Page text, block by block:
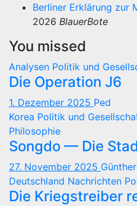
Berliner Erklärung zur
2026 BlauerBote
You missed
Analysen Politik und
Die Operation J6
1. Dezember 2025 Ped
Korea Politik und
Philosophie
Songdo — Die
27. November 2025
Deutschland Nachrichten
Die Kriegstreiber